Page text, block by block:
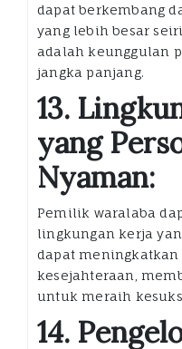
dapat berkembang
yang lebih besar
adalah keunggulan
jangka panjang.
13.
yang
Nyaman:
Pemilik waralaba
lingkungan kerja
dapat meningkatkan
kesejahteraan,
untuk meraih
14.